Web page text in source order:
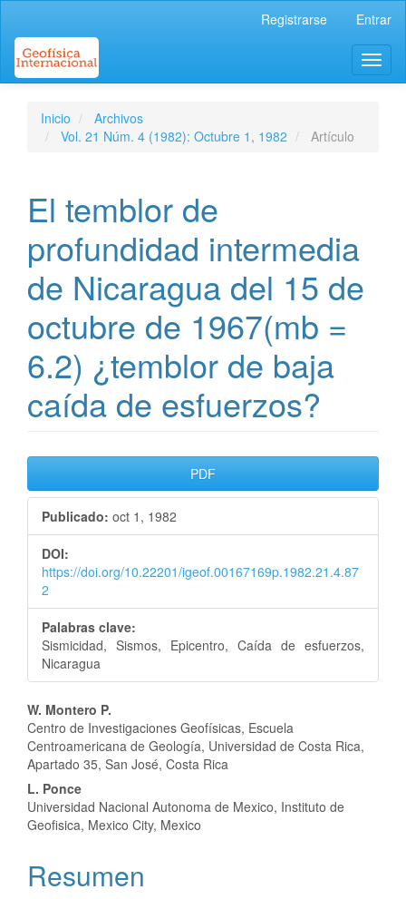
Contenido
principal
Barra
Registrarse Entrar
Inicio
Archivos
Vol. 21 Núm. 4 (1982): Octubre 1, 1982
Artículo
El temblor de
profundidad intermedia
de Nicaragua del 15 de
octubre de 1967(mb =
6.2) ¿temblor de baja
caída de esfuerzos?
Barra
lateral
del
artículo
PDF
Publicado: oct 1, 1982
DOI:
https://doi.org/10.22201/igeof.00167169p.1982.21.4.87
2
Palabras clave:
Sismicidad, Sismos, Epicentro, Caída de esfuerzos,
Nicaragua
Contenido
principal
del
artículo
W. Montero P.
Centro de Investigaciones Geofísicas, Escuela
Centroamericana de Geología, Universidad de Costa Rica,
Apartado 35, San José, Costa Rica
L. Ponce
Universidad Nacional Autonoma de Mexico, Instituto de
Geofisica, Mexico City, Mexico
Resumen